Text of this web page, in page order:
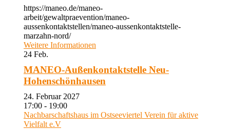
https://maneo.de/maneo-
arbeit/gewaltpraevention/maneo-
aussenkontaktstellen/maneo-aussenkontaktstelle-
marzahn-nord/
Weitere Informationen
24 Feb.
MANEO-Außenkontaktstelle Neu-
Hohenschönhausen
24. Februar 2027
17:00 - 19:00
Nachbarschaftshaus im Ostseeviertel Verein für aktive
Vielfalt e.V